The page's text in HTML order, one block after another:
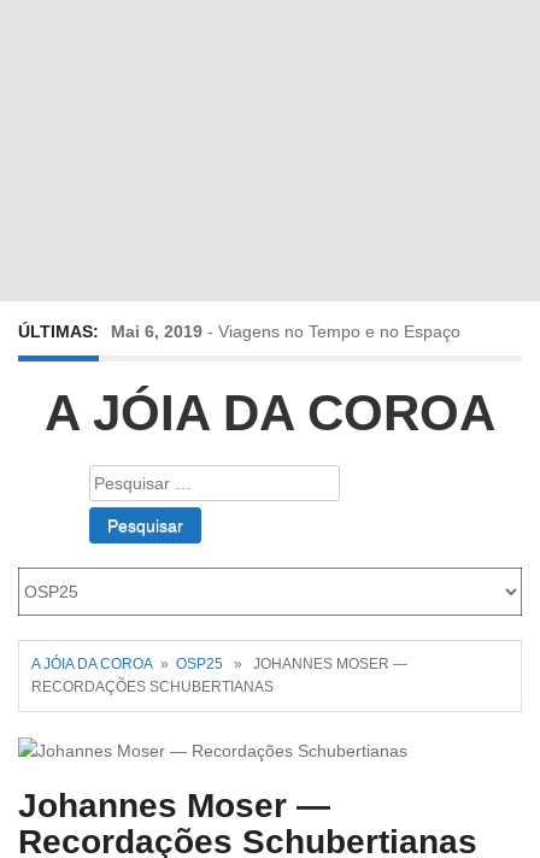
ÚLTIMAS: Mai 6, 2019 - Viagens no Tempo e no Espaço
Abr 24, 2019 -Diz-me a verdade a mentir
Fev 22, 2019
Roriz
A JÓIA DA COROA
Pesquisar
por:
A JÓIA DA COROA » OSP25 » JOHANNES MOSER —
RECORDAÇÕES SCHUBERTIANAS
Johannes Moser —
Recordações Schubertianas